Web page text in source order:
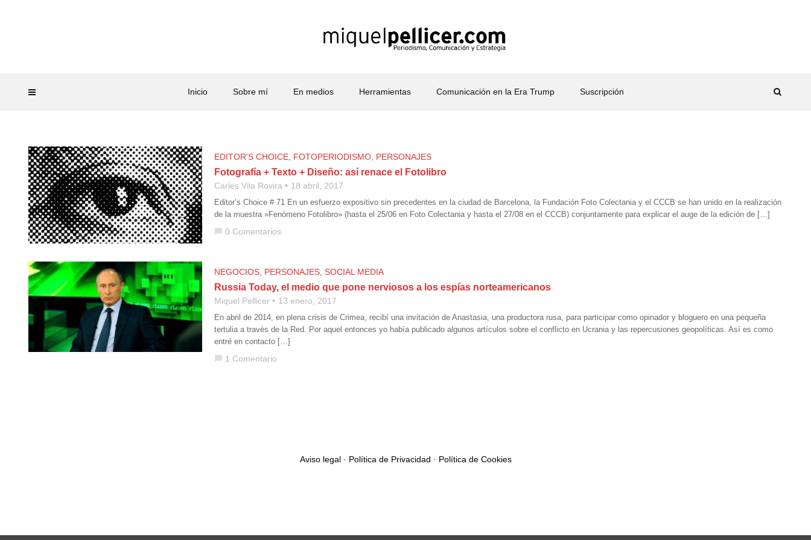
Inicio Sobre mí En medios Herramientas Comunicación en la Era Trump Suscripción
EDITOR'S CHOICE FOTOPERIODISMO PERSONAJES
Fotografía + Texto + Diseño: así renace el Fotolibro
Carles Vila Rovira 18 abril, 2017
Editor’s Choice # 71 En un esfuerzo expositivo sin precedentes en la ciudad de Barcelona, la Fundación Foto Colectania y el CCCB se han unido en la realización
de la muestra »Fenómeno Fotolibro» (hasta el 25/06 en Foto Colectania y hasta el 27/08 en el CCCB) conjuntamente para explicar el auge de la edición de […]
chat_bubble 0 Comentarios
NEGOCIOS, PERSONAJES, SOCIAL MEDIA
Russia Today, el medio que pone nerviosos a los espías norteamericanos
Miquel Pellicer 13 enero, 2017
En abril de 2014, en plena crisis de Crimea, recibí una invitación de Anastasia, una productora rusa, para participar como opinador y bloguero en una pequeña
tertulia a través de la Red. Por aquel entonces yo había publicado algunos artículos sobre el conflicto en Ucrania y las repercusiones geopolíticas. Así es como
entré en contacto […]
chat_bubble 1 Comentario
Aviso legal· Política de Privacidad · Política de Cookies